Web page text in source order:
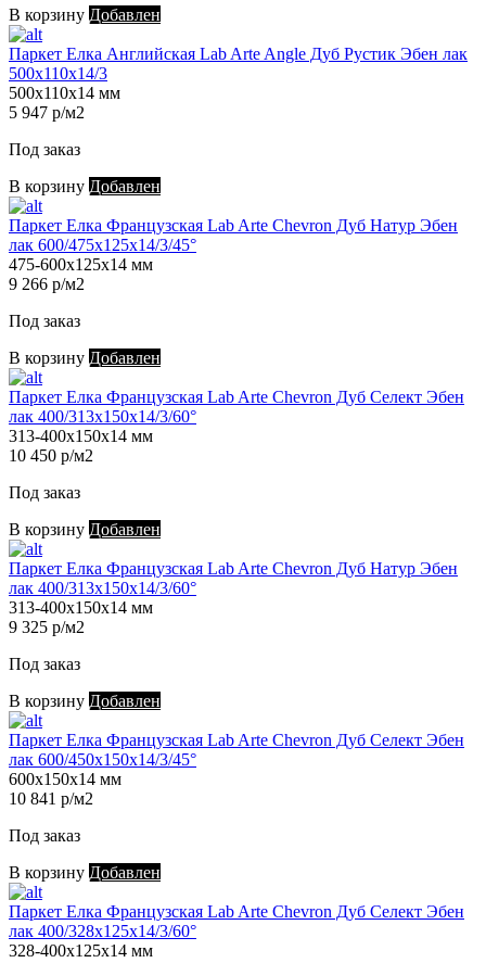
В корзину Добавлен
Паркет Елка Английская Lab Arte Angle Дуб Рустик Эбен лак
500х110х14/3
500х110х14 мм
5 947 р/м2
Под заказ
В корзину Добавлен
Паркет Елка Французская Lab Arte Chevron Дуб Натур Эбен
лак 600/475х125х14/3/45°
475-600х125х14 мм
9 266 р/м2
Под заказ
В корзину Добавлен
Паркет Елка Французская Lab Arte Chevron Дуб Селект Эбен
лак 400/313х150х14/3/60°
313-400х150х14 мм
10 450 р/м2
Под заказ
В корзину Добавлен
Паркет Елка Французская Lab Arte Chevron Дуб Натур Эбен
лак 400/313х150х14/3/60°
313-400х150х14 мм
9 325 р/м2
Под заказ
В корзину Добавлен
Паркет Елка Французская Lab Arte Chevron Дуб Селект Эбен
лак 600/450х150х14/3/45°
600х150х14 мм
10 841 р/м2
Под заказ
В корзину Добавлен
Паркет Елка Французская Lab Arte Chevron Дуб Селект Эбен
лак 400/328х125х14/3/60°
328-400х125х14 мм